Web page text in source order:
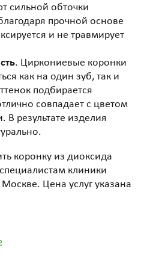
сильной обточки
прочной основе
и не травмирует
. Циркониевые коронки
как на один зуб, так и
подбирается
совпадает с цветом
В результате изделия
коронку из диоксида
клиники
Цена услуг указана